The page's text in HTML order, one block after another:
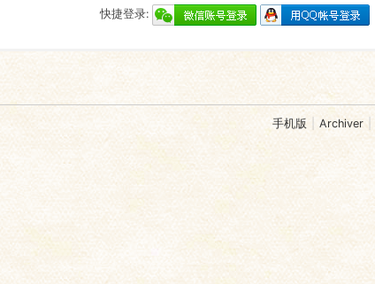
快捷登录:
手机版 Archiver